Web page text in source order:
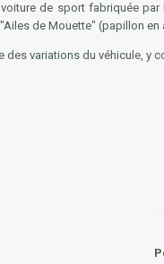
de sport fabriquée par
de Mouette" (papillon en
des variations du véhicule,